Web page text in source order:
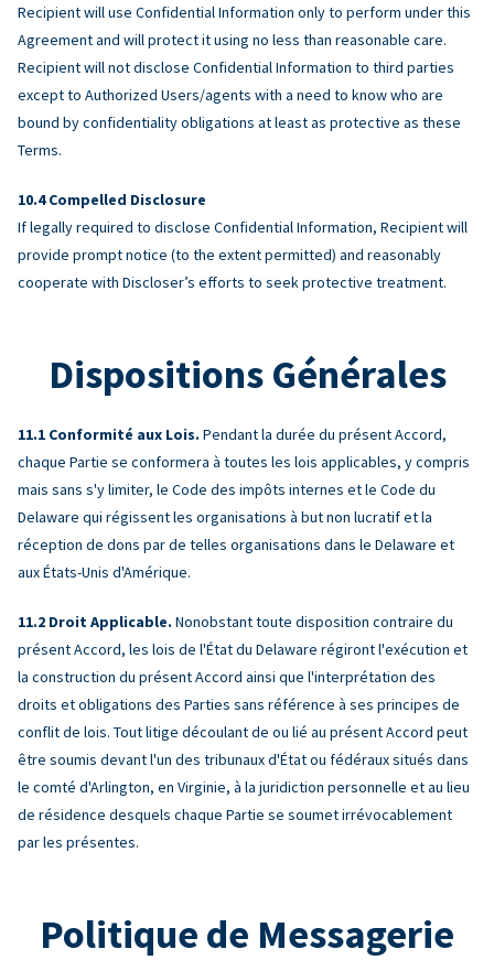
Recipient will use Confidential Information only to perform under this
Agreement and will protect it using no less than reasonable care.
Recipient will not disclose Confidential Information to third parties
except to Authorized Users/agents with a need to know who are
bound by confidentiality obligations at least as protective as these
Terms.
Compelled Disclosure
If legally required to disclose Confidential Information, Recipient will
provide prompt notice (to the extent permitted) and reasonably
cooperate with Discloser’s efforts to seek protective treatment.
Dispositions Générales
Conformité aux Lois. Pendant la durée du présent Accord,
chaque Partie se conformera à toutes les lois applicables, y compris
mais sans s'y limiter, le Code des impôts internes et le Code du
Delaware qui régissent les organisations à but non lucratif et la
réception de dons par de telles organisations dans le Delaware et
aux États-Unis d'Amérique.
Droit Applicable. Nonobstant toute disposition contraire du
présent Accord, les lois de l'État du Delaware régiront l'exécution et
la construction du présent Accord ainsi que l'interprétation des
droits et obligations des Parties sans référence à ses principes de
conflit de lois. Tout litige découlant de ou lié au présent Accord peut
être soumis devant l'un des tribunaux d'État ou fédéraux situés dans
le comté d'Arlington, en Virginie, à la juridiction personnelle et au lieu
de résidence desquels chaque Partie se soumet irrévocablement
par les présentes.
Politique de Messagerie